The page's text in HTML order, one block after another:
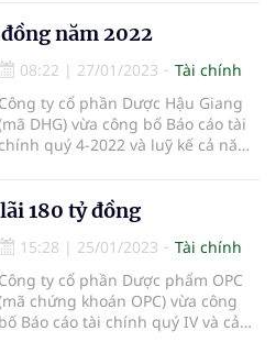
năm 2022
08:22 | 27/01/2023
Tài chính
Công ty cổ phần Dược Hậu Giang
DHG) vừa công bố Báo cáo tài
chính quý 4-2022 và luỹ kế cả năm
tỷ đồng, tăng 39% so với cùng kỳ
năm 2021; cả năm 2022 lợi nhuận
sau thuế của doanh nghiệp đạt
180 tỷ đồng
15:28 | 25/01/2023
Tài chính
Công ty cổ phần Dược phẩm OPC
chứng khoán OPC) vừa công
bố Báo cáo tài chính quý IV và cả